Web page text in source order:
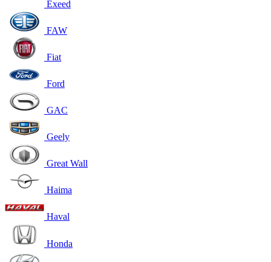
Exeed
FAW
Fiat
Ford
GAC
Geely
Great Wall
Haima
Haval
Honda